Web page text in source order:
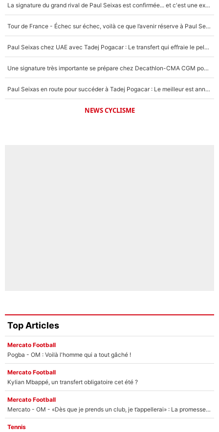
La signature du grand rival de Paul Seixas est confirmée... et c'est une excellente nouvelle pour l'équipe Decathlon-CMA CGM !
Tour de France - Échec sur échec, voilà ce que l’avenir réserve à Paul Seixas : «Tant qu’il y aura un Pogacar comme celui-là...»
Paul Seixas chez UAE avec Tadej Pogacar : Le transfert qui effraie le peloton, «c’est la pire des choses qui puisse arriver»
Une signature très importante se prépare chez Decathlon-CMA CGM pour aider Paul Seixas à gagner le Tour de France 2027
Paul Seixas en route pour succéder à Tadej Pogacar : Le meilleur est annoncé pour l’avenir de la pépite française
NEWS CYCLISME
Top Articles
Mercato Football
Pogba - OM : Voilà l'homme qui a tout gâché !
Mercato Football
Kylian Mbappé, un transfert obligatoire cet été ?
Mercato Football
Mercato - OM - «Dès que je prends un club, je t’appellerai» : La promesse de Marcelino au moment de claquer la porte
Tennis